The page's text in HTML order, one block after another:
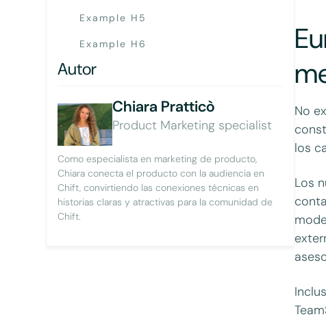
Example H5
Example H6
Autor
Chiara Pratticò
Product Marketing specialist
Como especialista en marketing de producto,
Chiara conecta el producto con la audiencia en
Chift, convirtiendo las conexiones técnicas en
historias claras y atractivas para la comunidad de
Chift.
No
los
Los